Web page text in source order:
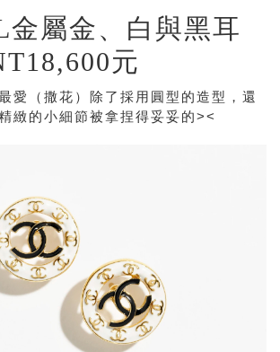
金屬金、白與黑耳
元
愛（撒花）除了採用圓型的造型，還
緻的小細節被拿捏得妥妥的><